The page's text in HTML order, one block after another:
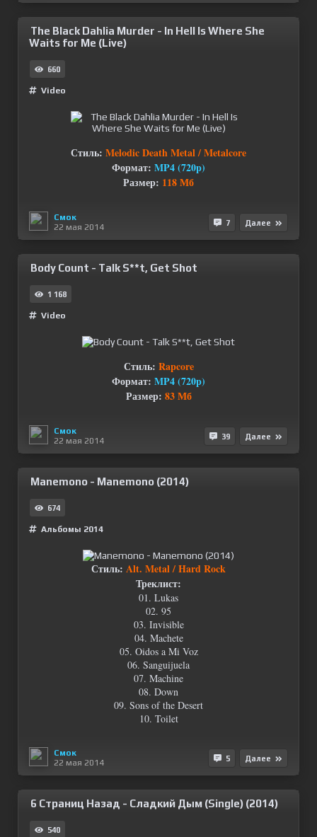
The Black Dahlia Murder - In Hell Is Where She
Waits for Me (Live)
660
Video
Стиль: Melodic Death Metal / Metalcore
Формат: MP4 (720p)
Размер: 118 Мб
Смок
22 мая 2014
7 Далее
Body Count - Talk S**t, Get Shot
1 168
Video
Стиль: Rapcore
Формат: MP4 (720p)
Размер: 83 Мб
Смок
22 мая 2014
39 Далее
Manemono - Manemono (2014)
674
Альбомы 2014
Стиль: Alt. Metal / Hard Rock
Треклист:
01. Lukas
02. 95
03. Invisible
04. Machete
05. Oidos a Mi Voz
06. Sanguijuela
07. Machine
08. Down
09. Sons of the Desert
10. Toilet
Смок
22 мая 2014
5 Далее
6 Страниц Назад - Сладкий Дым (Single) (2014)
540